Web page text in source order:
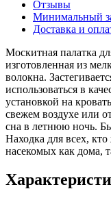
Отзывы
Минимальный
Доставка и
Москитная палатка
изготовленная из
волокна.
использоваться в
установкой на
свежем воздухе или
сна в летнюю ночь.
Находка для всех,
насекомых как дома,